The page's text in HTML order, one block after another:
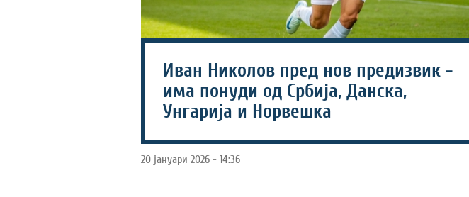
Иван Николов пред нов предизвик -
има понуди од Србија, Данска,
Унгарија и Норвешка
20 јануари 2026 - 14:36